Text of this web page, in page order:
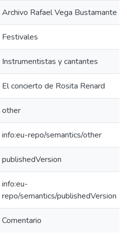
Archivo Rafael Vega Bustamante
Festivales
Instrumentistas y cantantes
El concierto de Rosita Renard
other
info:eu-repo/semantics/other
publishedVersion
info:eu-
repo/semantics/publishedVersion
Comentario